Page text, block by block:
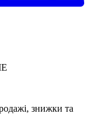
знижки та